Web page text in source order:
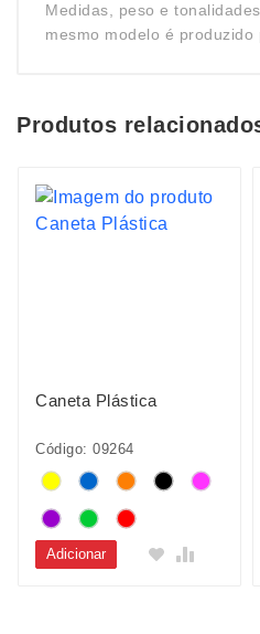
Medidas, peso e
mesmo modelo é produzido
Produtos
Caneta Plástica
Código: 09264
Adicionar